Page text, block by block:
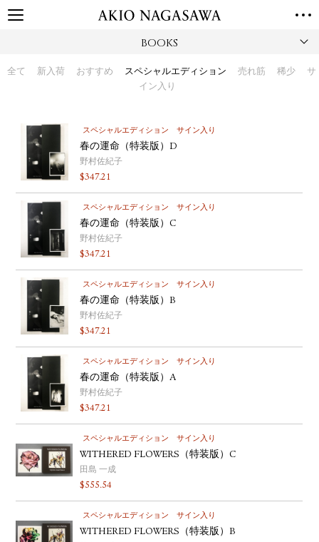
BOOKS
全て 新入荷 おすすめ スペシャルエディション 売れ筋 稀少
サ
イン入り
スペシャルエディション サイン入り
春の運命（特装版）D
野村佐紀子
$347.21
スペシャルエディション サイン入り
春の運命（特装版）C
野村佐紀子
$347.21
スペシャルエディション サイン入り
春の運命（特装版）B
野村佐紀子
$347.21
スペシャルエディション サイン入り
春の運命（特装版）A
野村佐紀子
$347.21
スペシャルエディション サイン入り
WITHERED FLOWERS（特装版）C
田島 一成
$555.54
スペシャルエディション サイン入り
WITHERED FLOWERS（特装版）B
GALLERY
TORANOMON
PUBLISHING
ONLINE SHOP
NEWS
ABOUT
ABOUT US LOCATIONS
PRIVACY POLICY
GALLERY
PUBLISHING
TWITTER
FACEBOOK
YOUTUBE